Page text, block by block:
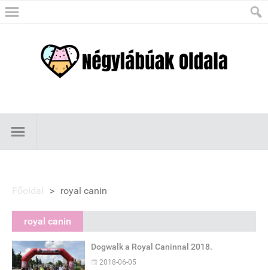
Főoldal > royal canin
royal canin
Dogwalk a Royal Caninnal 2018.
2018-06-05